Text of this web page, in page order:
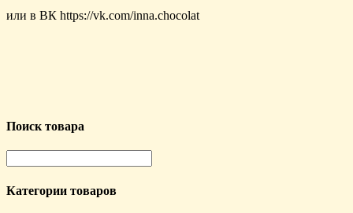
или в ВК https://vk.com/inna.chocolat
Поиск товара
Категории товаров